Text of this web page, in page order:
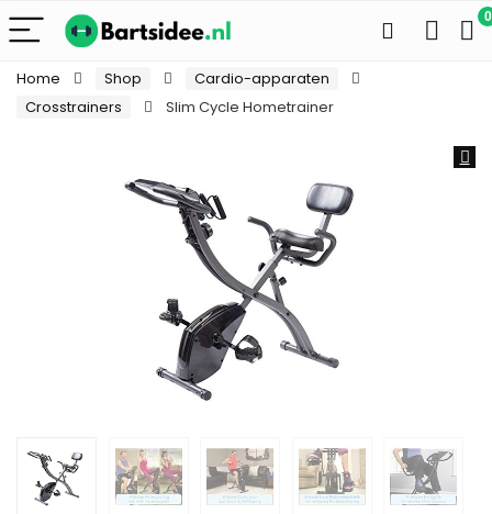
0
Home Shop
Cardio-apparaten
Crosstrainers
Slim Cycle Hometrainer